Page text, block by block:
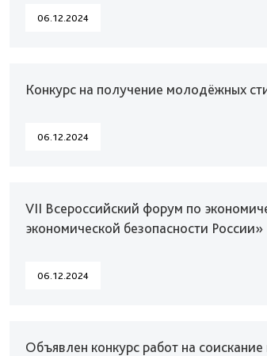
06.12.2024
Конкурс на получение молодёжных
06.12.2024
VII Всероссийский форум по
экономической безопасности России»
06.12.2024
Объявлен конкурс работ на